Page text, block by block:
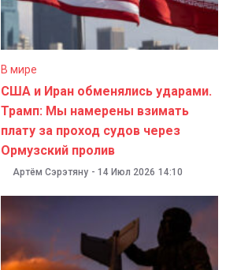
В мире
США и Иран обменялись ударами.
Трамп: Мы намерены взимать
плату за проход судов через
Ормузский пролив
Артём Сэрэтяну - 14 Июл 2026 14:10